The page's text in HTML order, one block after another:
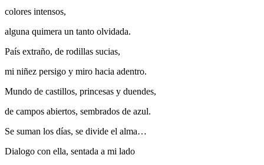
colores intensos,
alguna quimera un tanto olvidada.
País extraño, de rodillas sucias,
mi niñez persigo y miro hacia adentro.
Mundo de castillos, princesas y duendes,
de campos abiertos, sembrados de azul.
Se suman los días, se divide el alma…
Dialogo con ella, sentada a mi lado